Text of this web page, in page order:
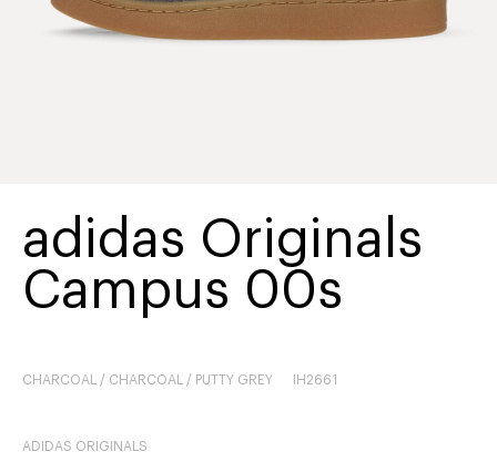
adidas Originals
Campus 00s
CHARCOAL / CHARCOAL / PUTTY GREY IH2661
ADIDAS ORIGINALS